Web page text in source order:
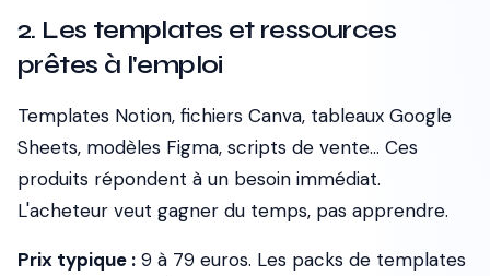
2. Les templates et ressources
prêtes à l'emploi
Templates Notion, fichiers Canva, tableaux Google
Sheets, modèles Figma, scripts de vente... Ces
produits répondent à un besoin immédiat.
L'acheteur veut gagner du temps, pas apprendre.
Prix typique : 9 à 79 euros. Les packs de templates